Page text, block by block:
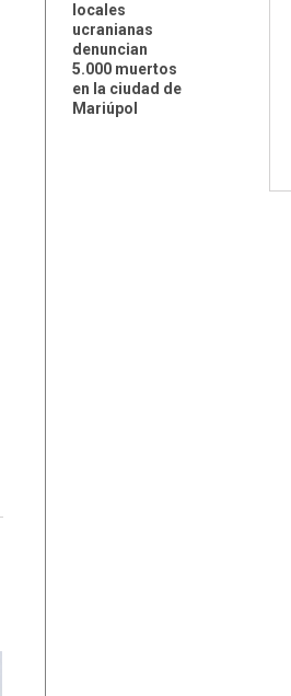
locales
ucranianas
denuncian
5.000 muertos
en la ciudad de
Mariúpol